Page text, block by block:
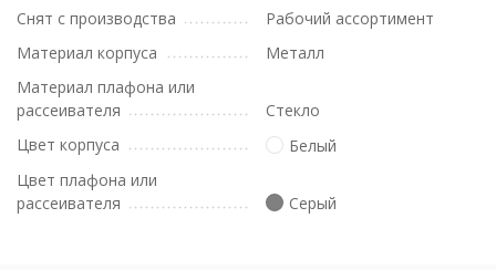
Снят с производства
Рабочий ассортимент
Материал корпуса
Металл
Материал плафона или
рассеивателя
Стекло
Цвет корпуса
Белый
Цвет плафона или
рассеивателя
Серый